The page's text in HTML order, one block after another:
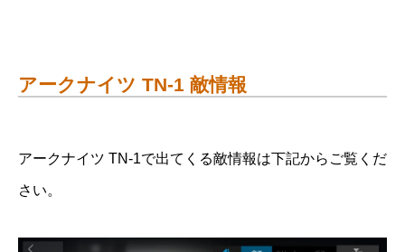
アークナイツ TN-1 敵情報
アークナイツ TN-1で出てくる敵情報は下記からご覧くだ
さい。